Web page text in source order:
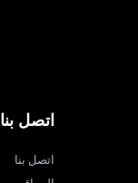
اتصل بنا
اتصل بنا